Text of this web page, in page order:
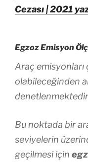
Cezası | 2021
Egzoz Emisyon
Araç emisyonları
olabileceğinden
Bu noktada bir
seviyelerin
geçilmesi için